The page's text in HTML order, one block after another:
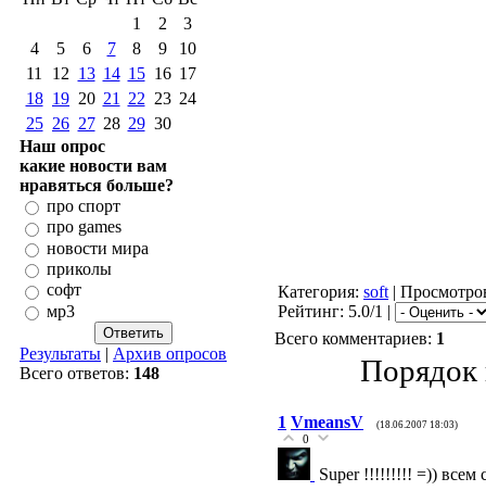
1
2
3
4
5 6 7 8 9
10
11
12 13 14 15 16 17
18 19 20 21 22 23 24
25 26 27 28 29 30
Наш опрос
какие новости вам
нравяться больше?
про спорт
про games
новости мира
приколы
софт
мр3
Результаты | Архив опросов
Всего ответов: 148
Категория: soft |
Рейтинг: 5.0/1 |
Всего комментариев: 1
Порядок
1 VmeansV (18.06.2007 18:03)
0
Super !!!!!!!!! =)) всем